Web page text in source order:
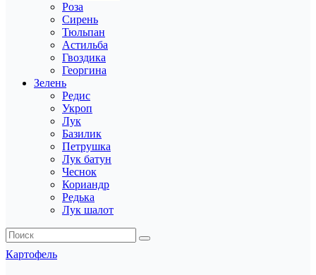
Роза
Сирень
Тюльпан
Астильба
Гвоздика
Георгина
Зелень
Редис
Укроп
Лук
Базилик
Петрушка
Лук батун
Чеснок
Кориандр
Редька
Лук шалот
Картофель